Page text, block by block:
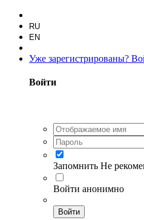
RU
EN
Уже зарегистрированы?
Войти
Запомнить Не
Войти анонимно
Войти